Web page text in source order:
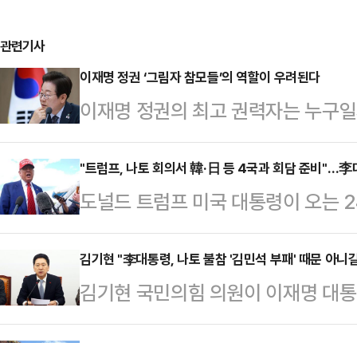
관련기사
이재명 정권 ‘그림자 참모들’의 역할이 우려된다
이재명 정권의 최고 권력자는 누구
분명해야 정상일 텐데, 정답이 있는
니다. 어쩌면 불길하다고 해야 할
아니다. 대한민국의 총리라는 자리
는 않아야 할 벼슬이다. 얼굴마담
박찬대도 아니다. 그들은 이재명의
위해 물불 안 가리고 뛴 주구(走狗)
들과 비슷하다.…
"트럼프, 나토 회의서 韓·日 등 4국과 회담 준비"…李
도널드 트럼프 미국 대통령이 오는
기구) 정상회의에서 한국과 일본
있다.23일 니혼게이자이신문(닛케
령이 24~25일 네덜란드 헤이그에
정상을 초청한 특별 회동 일정을 조
김기현 "李대통령, 나토 불참 '김민석 부패' 때문 아
김기현 국민의힘 의원이 이재명 대
정상회의 불참 결정에 대해 "혹시라